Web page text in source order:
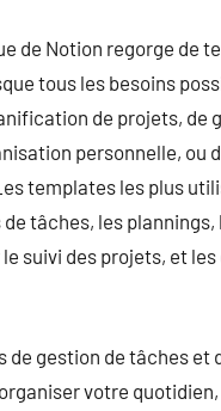
de Notion regorge de
tous les besoins
de projets, de
personnelle, ou
templates les plus
tâches, les plannings,
suivi des projets, et
de gestion de tâches et
votre